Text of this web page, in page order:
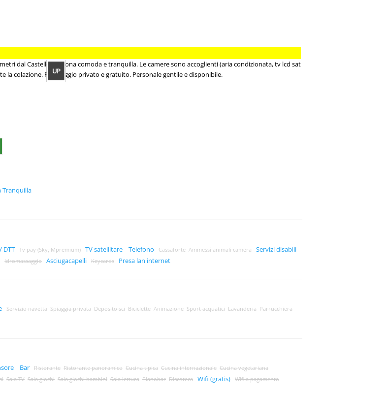
UP
dal Castello), in zona comoda e tranquilla. Le camere sono accoglienti (aria condizionata, tv lcd sat
la colazione. Parcheggio privato e gratuito. Personale gentile e disponibile.
Tranquilla
DTT Tv pay (Sky, Mpremium) TV satellitare Telefono Cassaforte Ammessi animali camera Servizi disabili
Idromassaggio Asciugacapelli Keycards Presa lan internet
Servizio navetta Spiaggia privata Deposito sci Biciclette Animazione Sport acquatici Lavanderia Parrucchiera
Bar Ristorante Ristorante panoramico Cucina tipica Cucina internazionale Cucina vegetariana
Sala TV Sala giochi Sala giochi bambini Sala lettura Pianobar Discoteca Wifi (gratis) Wifi a pagamento